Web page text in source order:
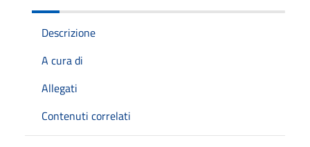
Descrizione
A cura di
Allegati
Contenuti correlati